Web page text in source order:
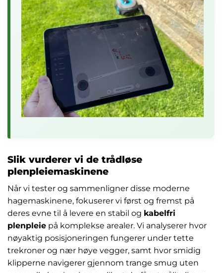
Slik vurderer vi de trådløse
plenpleiemaskinene
Når vi tester og sammenligner disse moderne
hagemaskinene, fokuserer vi først og fremst på
deres evne til å levere en stabil og kabelfri
plenpleie på komplekse arealer. Vi analyserer hvor
nøyaktig posisjoneringen fungerer under tette
trekroner og nær høye vegger, samt hvor smidig
klipperne navigerer gjennom trange smug uten